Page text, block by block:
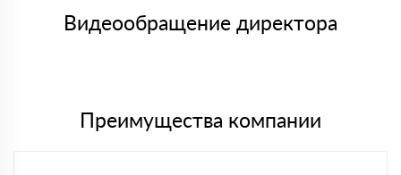
либо Вы забираете товар со склада самовывоза.
Видеообращение директора
Преимущества компании